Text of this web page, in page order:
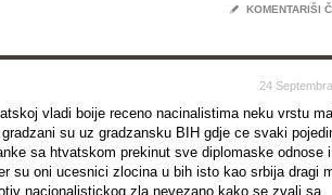
✎ KOMENTARIŠI
24
vladi boije receno nacinalistima neku vrstu
su uz gradzansku BIH gdje ce svaki
sa htvatskom prekinut sve diplomaske odnose i
su oni ucesnici zlocina u bih isto kao srbija dragi
nacionalistickog zla nevezano kako se zvali sa